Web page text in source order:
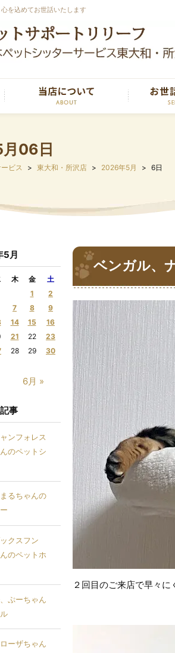
を込めてお世話いたします
06日
ビス 東大和・所沢店 2026年5月 6日
ベンガル、
２回目のご来店で早々
5月
木 金 土
6月 »
1
2
7 8
9
14 15
16
21 22
23
28 29
30
事
ンフォレス
のペットシ
るちゃんの
クスフン
のペットホ
ぷーちゃん
ーザちゃん